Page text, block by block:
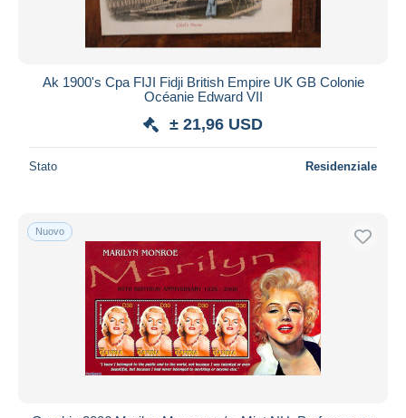
Ak 1900's Cpa FIJI Fidji British Empire UK GB Colonie
Océanie Edward VII
± 21,96 USD
Stato Residenziale
Nuovo